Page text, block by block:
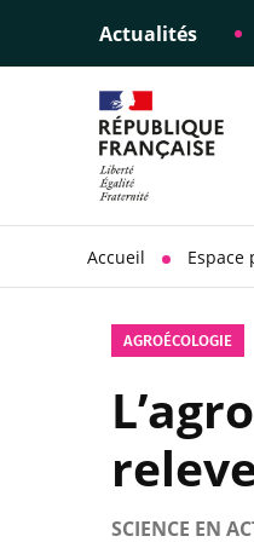
Actualités
Éclairer
Accueil Espace
AGROÉCOLOGIE
SCIENCE EN